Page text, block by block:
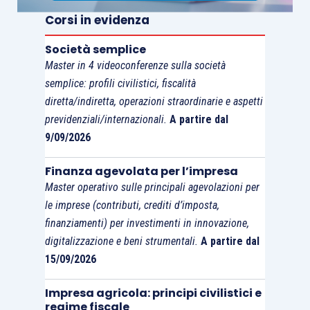
Nell’esaminare la questione, il Tribunale UE ha
osservato che lanozione di “cessione di beni”
di cui all’art. 14, par. 1, Direttiva n. 2006/112/CE,
non implicache il cessionario detenga
“fisicamente” il bene acquistato, né che detto
bene sia “fisicamente” trasportato al cessionario
e/o da quest’ultimo “fisicamente” ricevuto.
D’altra parte, la circostanza che un bene non sia
ricevuto direttamente dal cessionario non è
necessariamente imputabile a un abuso, potendo
trovaregiustificazione nell’esistenza di 2
cessioni successive riguardanti il medesimo
benee, inoltre,non è necessario che il primo
Corsi in evidenza
Società semplice
Master in 4 videoconferenze sulla società
semplice: profili civilistici, fiscalità
diretta/indiretta, operazioni straordinarie e aspetti
previdenziali/internazionali. A partire dal
9/09/2026
Finanza agevolata per l’impresa
Master operativo sulle principali agevolazioni per
le imprese (contributi, crediti d’imposta,
finanziamenti) per investimenti in innovazione,
digitalizzazione e beni strumentali. A partire dal
15/09/2026
Impresa agricola: principi civilistici e